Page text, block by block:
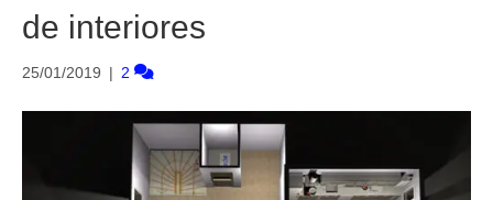
de interiores
25/01/2019 | 2